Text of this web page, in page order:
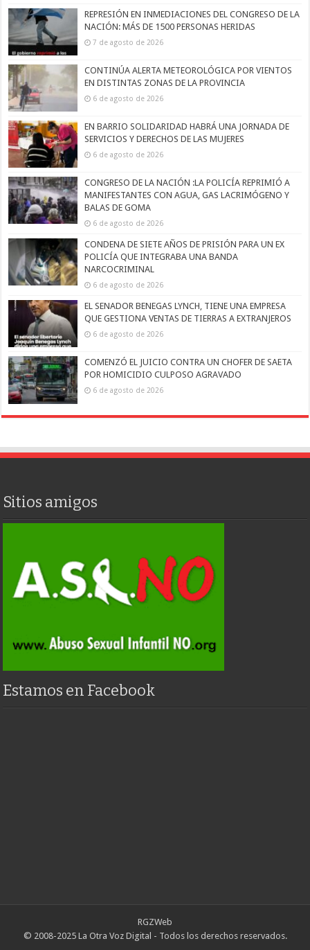
REPRESIÓN EN INMEDIACIONES DEL CONGRESO DE LA
NACIÓN: MÁS DE 1500 PERSONAS HERIDAS
7 de agosto de 2026
CONTINÚA ALERTA METEOROLÓGICA POR VIENTOS
EN DISTINTAS ZONAS DE LA PROVINCIA
6 de agosto de 2026
EN BARRIO SOLIDARIDAD HABRÁ UNA JORNADA DE
SERVICIOS Y DERECHOS DE LAS MUJERES
6 de agosto de 2026
CONGRESO DE LA NACIÓN :LA POLICÍA REPRIMIÓ A
MANIFESTANTES CON AGUA, GAS LACRIMÓGENO Y
BALAS DE GOMA
6 de agosto de 2026
CONDENA DE SIETE AÑOS DE PRISIÓN PARA UN EX
POLICÍA QUE INTEGRABA UNA BANDA
NARCOCRIMINAL
6 de agosto de 2026
EL SENADOR BENEGAS LYNCH, TIENE UNA EMPRESA
QUE GESTIONA VENTAS DE TIERRAS A EXTRANJEROS
6 de agosto de 2026
COMENZÓ EL JUICIO CONTRA UN CHOFER DE SAETA
POR HOMICIDIO CULPOSO AGRAVADO
6 de agosto de 2026
Sitios amigos
Estamos en Facebook
RGZWeb
© 2008-2025 La Otra Voz Digital - Todos los derechos reservados.